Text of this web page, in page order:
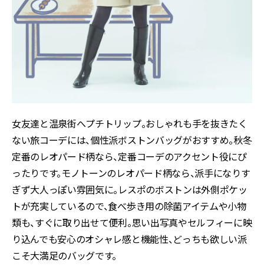
女友達と温泉街へプチトリップ。おしゃれも手を抜きたく
ない旅コーデには、個性派ボストンバッグがおすすめ。秋冬
定番のレオパード柄なら、定番コーデのアクセント役にぴ
ったりです。モノトーンのレオパード柄なら、派手になりす
ぎず大人っぽい雰囲気に。レスポのボストンは外側ポケッ
トが充実しているので、食べ歩き用の除菌アイテムや小物
類も、すぐに取り出せて便利。思い出写真やセルフィーに映
り込んでも安心のオシャレ感と機能性、どっちも欲しい派
こそ大満足のバッグです。